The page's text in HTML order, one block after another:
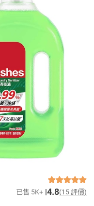
已售 5K+ 4.8(15 評價)